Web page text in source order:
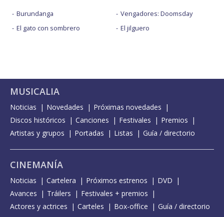
Burundanga
El gato con sombrero
Vengadores: Doomsday
El jilguero
MUSICALIA
Noticias Novedades
Próximas novedades
Discos históricos
Canciones Festivales
Premios
Artistas y grupos
Portadas Listas Guía / directorio
CINEMANÍA
Noticias Cartelera Próximos estrenos
DVD
Avances
Tráilers
Festivales + premios
Actores y actrices
Carteles Box-office Guía / directorio